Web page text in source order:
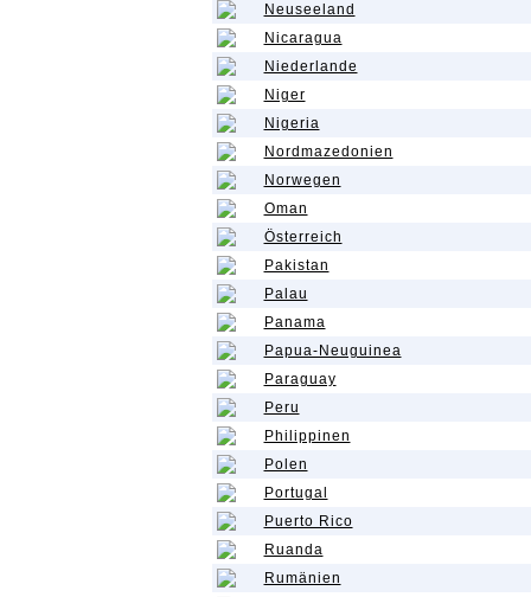
Neuseeland
Nicaragua
Niederlande
Niger
Nigeria
Nordmazedonien
Norwegen
Oman
Österreich
Pakistan
Palau
Panama
Papua-Neuguinea
Paraguay
Peru
Philippinen
Polen
Portugal
Puerto Rico
Ruanda
Rumänien